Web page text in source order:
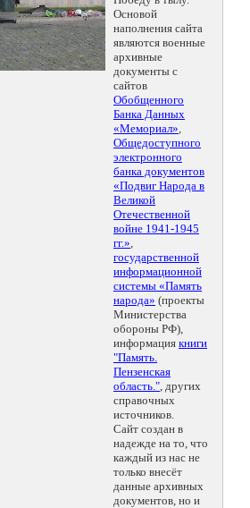
Основой
наполнения сайта
являются военные
архивные
документы с
сайтов
Обобщенного
Банка Данных
«Мемориал»,
Общедоступного
электронного
банка документов
«Подвиг Народа в
Великой
Отечественной
войне 1941-1945
гг.»,
государственной
информационной
системы «Память
народа» (проекты
Министерства
обороны РФ),
информация книги
"Память.
Пензенская
область.", других
справочных
источников.
Сайт создан в
надежде на то, что
каждый из нас не
только внесёт
данные архивных
документов, но и